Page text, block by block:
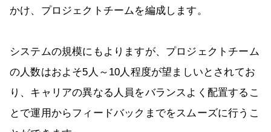
かけ、プロジェクトチームを編成します。
システムの規模にもよりますが、プロジェクトチーム
の人数はおよそ5人～10人程度が望ましいとされてお
り、キャリアの異なる人員をバランスよく配置するこ
とで運用からフィードバックまでをスムーズに行うこ